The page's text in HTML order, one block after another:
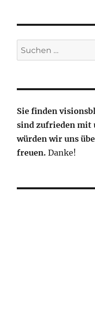
Suche
nach:
Sie finden
sind zufrieden mit
würden wir uns
freuen. Danke!